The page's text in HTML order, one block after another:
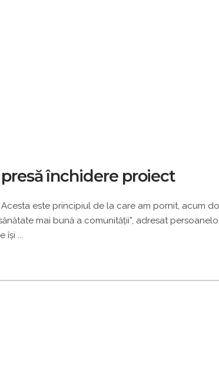
închidere proiect
Acesta este principiul de la care am pornit, acum
mai bună a comunităţii”, adresat
îşi